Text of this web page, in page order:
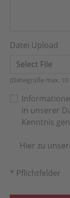
Datei Upload
Select File
(Dateigröße max. 10
in unserer
Kenntnis
Hier zu
* Pflichtfelder